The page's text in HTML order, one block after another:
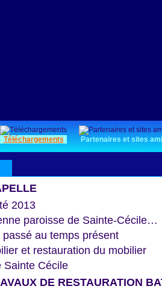
Téléchargements Partenaires et sites
2013
paroisse de Sainte-Cécile…
au temps présent
et restauration du mobilier
Sainte Cécile
DE RESTAURATION